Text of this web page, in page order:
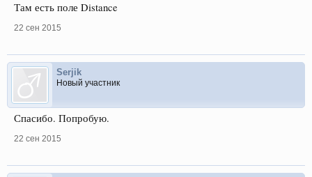
Там есть поле Distance
22 сен 2015
Serjik
Новый участник
Спасибо. Попробую.
22 сен 2015